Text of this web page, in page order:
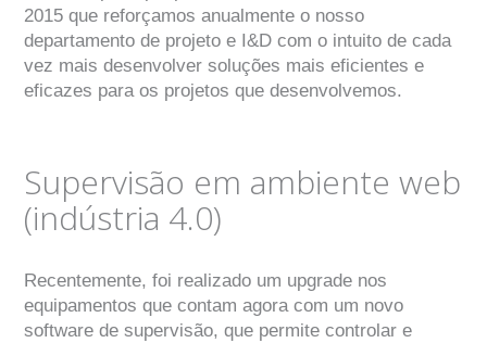
2015 que reforçamos anualmente o nosso
departamento de projeto e I&D com o intuito de cada
vez mais desenvolver soluções mais eficientes e
eficazes para os projetos que desenvolvemos.
Supervisão em ambiente web
(indústria 4.0)
Recentemente, foi realizado um upgrade nos
equipamentos que contam agora com um novo
software de supervisão, que permite controlar e